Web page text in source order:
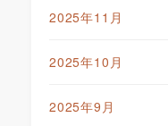
2025年11月
2025年10月
2025年9月